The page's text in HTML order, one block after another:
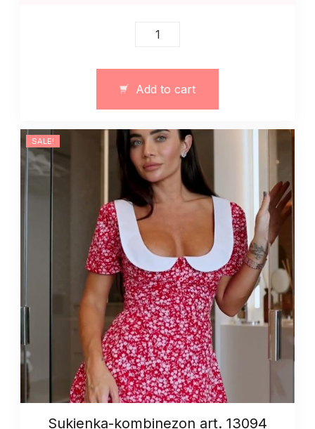
Sukienka-
art.
13068
quantity
Add to cart
SALE!
Sukienka-kombinezon art. 13094